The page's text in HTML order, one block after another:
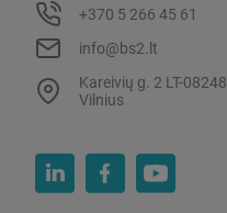
+370 5 266 45 61
info@bs2.lt
Kareivių g. 2 LT-08248
Vilnius